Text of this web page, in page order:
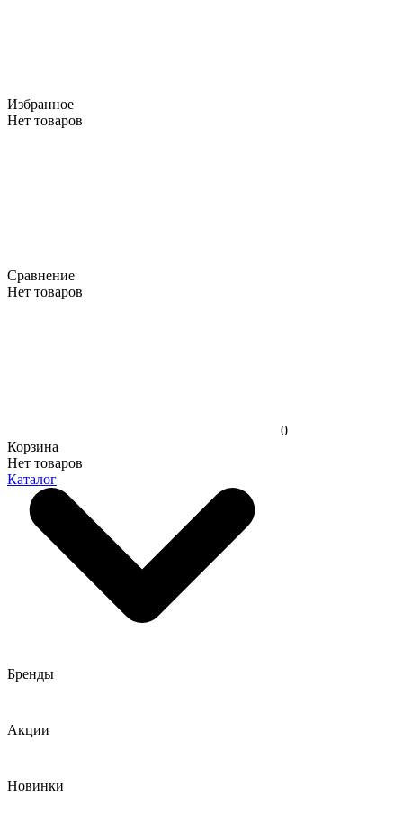
Избранное
Нет товаров
Сравнение
Нет товаров
0
Корзина
Нет товаров
Каталог
Бренды
Акции
Новинки